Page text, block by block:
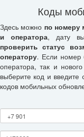
Коды
Здесь можно по номеру
и оператора, дату
проверить статус
оператору. Если номер
оператора, так и
выберите код и
кодов мобильных